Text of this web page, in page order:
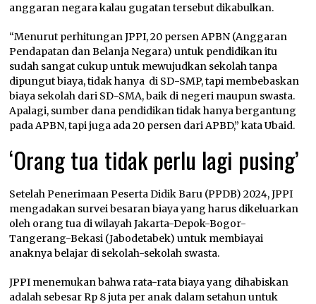
anggaran negara kalau gugatan tersebut dikabulkan.
“Menurut perhitungan JPPI, 20 persen APBN (Anggaran
Pendapatan dan Belanja Negara) untuk pendidikan itu
sudah sangat cukup untuk mewujudkan sekolah tanpa
dipungut biaya, tidak hanya di SD-SMP, tapi membebaskan
biaya sekolah dari SD-SMA, baik di negeri maupun swasta.
Apalagi, sumber dana pendidikan tidak hanya bergantung
pada APBN, tapi juga ada 20 persen dari APBD,” kata Ubaid.
‘Orang tua tidak perlu lagi pusing’
Setelah Penerimaan Peserta Didik Baru (PPDB) 2024, JPPI
mengadakan survei besaran biaya yang harus dikeluarkan
oleh orang tua di wilayah Jakarta-Depok-Bogor-
Tangerang-Bekasi (Jabodetabek) untuk membiayai
anaknya belajar di sekolah-sekolah swasta.
JPPI menemukan bahwa rata-rata biaya yang dihabiskan
adalah sebesar Rp 8 juta per anak dalam setahun untuk